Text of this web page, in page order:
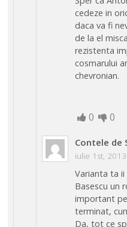
cedeze in
daca va fi
de la el
rezistenta
cosmarului
chevronian.
0 0
Contele de
iulie 1st,
Varianta ta
Basescu un
important
terminat,
Da, tot ce